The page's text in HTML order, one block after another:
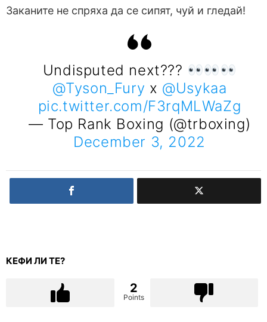
Заканите не спряха да се сипят, чуй и гледай!
Undisputed next???
@Tyson_Fury x @Usykaa
pic.twitter.com/F3rqMLWaZg
— Top Rank Boxing (@trboxing)
December 3, 2022
КЕФИ ЛИ ТЕ?
2
Points